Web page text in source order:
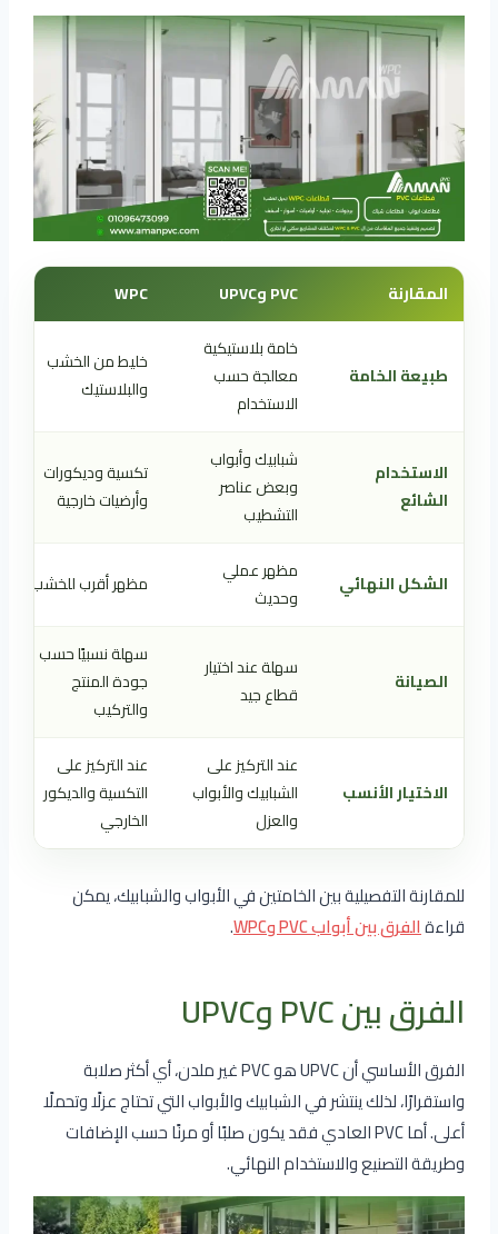
المقارنة PVC وUPVC WPC
طبيعة الخامة
خامة بلاستيكية
معالجة حسب
الاستخدام
خليط من الخشب
والبلاستيك
الاستخدام
الشائع
شبابيك وأبواب
وبعض عناصر
التشطيب
تكسية وديكورات
وأرضيات خارجية
الشكل النهائي
مظهر عملي
وحديث
مظهر أقرب للخشب
الصيانة
سهلة عند اختيار
قطاع جيد
سهلة نسبيًا حسب
جودة المنتج
والتركيب
الاختيار الأنسب
عند التركيز على
الشبابيك والأبواب
والعزل
عند التركيز على
التكسية والديكور
الخارجي
للمقارنة التفصيلية بين الخامتين في الأبواب والشبابيك، يمكن
قراءةالفرق بين أبواب PVC وWPC .
الفرق بين PVC وUPVC
الفرق الأساسي أن UPVC هو PVC غير ملدن، أي أكثر صلابة
واستقرارًا، لذلك ينتشر في الشبابيك والأبواب التي تحتاج عزلًا وتحملًا
أعلى. أما PVC العادي فقد يكون صلبًا أو مرنًا حسب الإضافات
وطريقة التصنيع والاستخدام النهائي.